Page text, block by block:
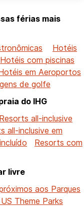
férias mais
Hotéis
Hotéis com piscinas
em Aeroportos
de golfe
do IHG
Resorts all-inclusive
all-inclusive em
Resorts com
livre
aos Parques
Theme Parks